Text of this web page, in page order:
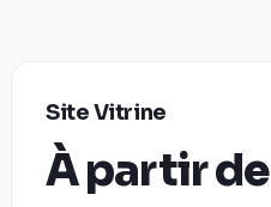
Site Vitrine
À partir de